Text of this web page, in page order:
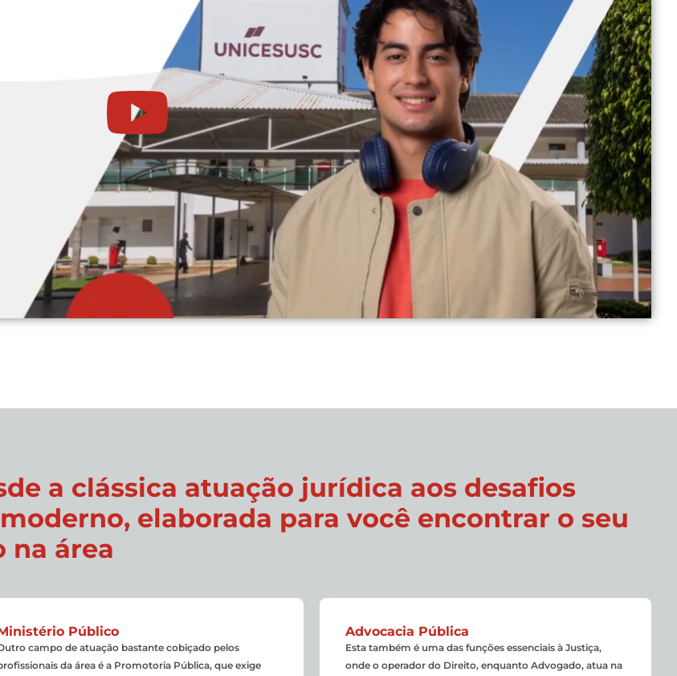
a clássica atuação jurídica aos desafios
elaborada para você encontrar o seu
na área
Público
campo de atuação bastante cobiçado pelos
da área é a Promotoria Pública, que exige
Advocacia Pública
Esta também é uma das funções essenciais à Justiça,
onde o operador do Direito, enquanto Advogado, atua na